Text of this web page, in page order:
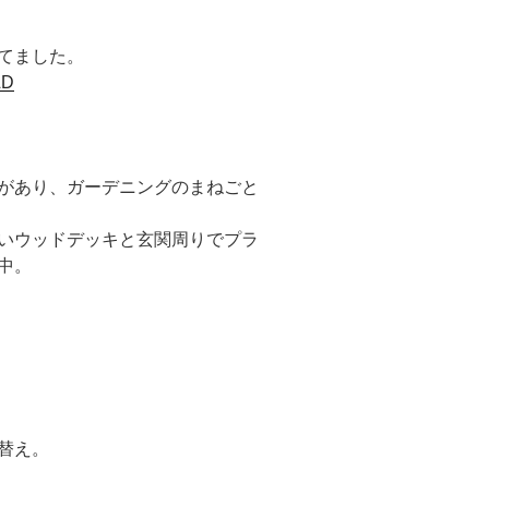
ました。
あり、ガーデニングのまねごと
ウッドデッキと玄関周りでプラ
。
え。